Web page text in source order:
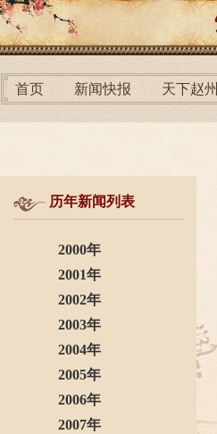
首页 新闻快报 天下赵州
历年新闻列表
2000年
2001年
2002年
2003年
2004年
2005年
2006年
2007年